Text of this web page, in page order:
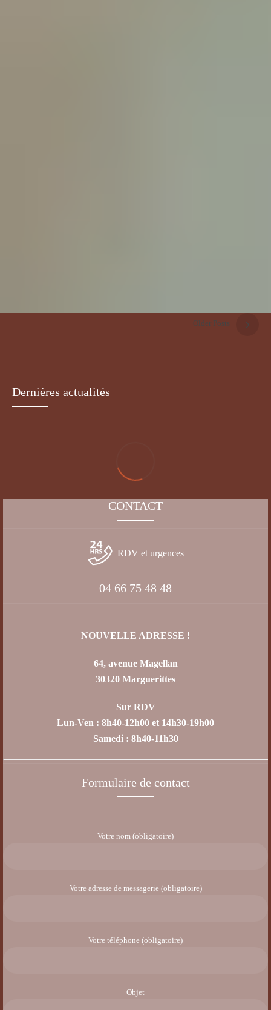
Older Posts
Dernières actualités
CONTACT
RDV et urgences
04 66 75 48 48
NOUVELLE ADRESSE !
64, avenue Magellan
30320 Marguerittes
Sur RDV
Lun-Ven : 8h40-12h00 et 14h30-19h00
Samedi : 8h40-11h30
Formulaire de contact
Votre nom (obligatoire)
Votre adresse de messagerie (obligatoire)
Votre téléphone (obligatoire)
Objet